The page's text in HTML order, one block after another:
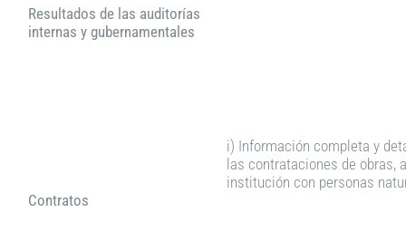
Resultados de las auditorías
internas y gubernamentales
Contratos
i) Información completa y
las contrataciones de
institución con personas